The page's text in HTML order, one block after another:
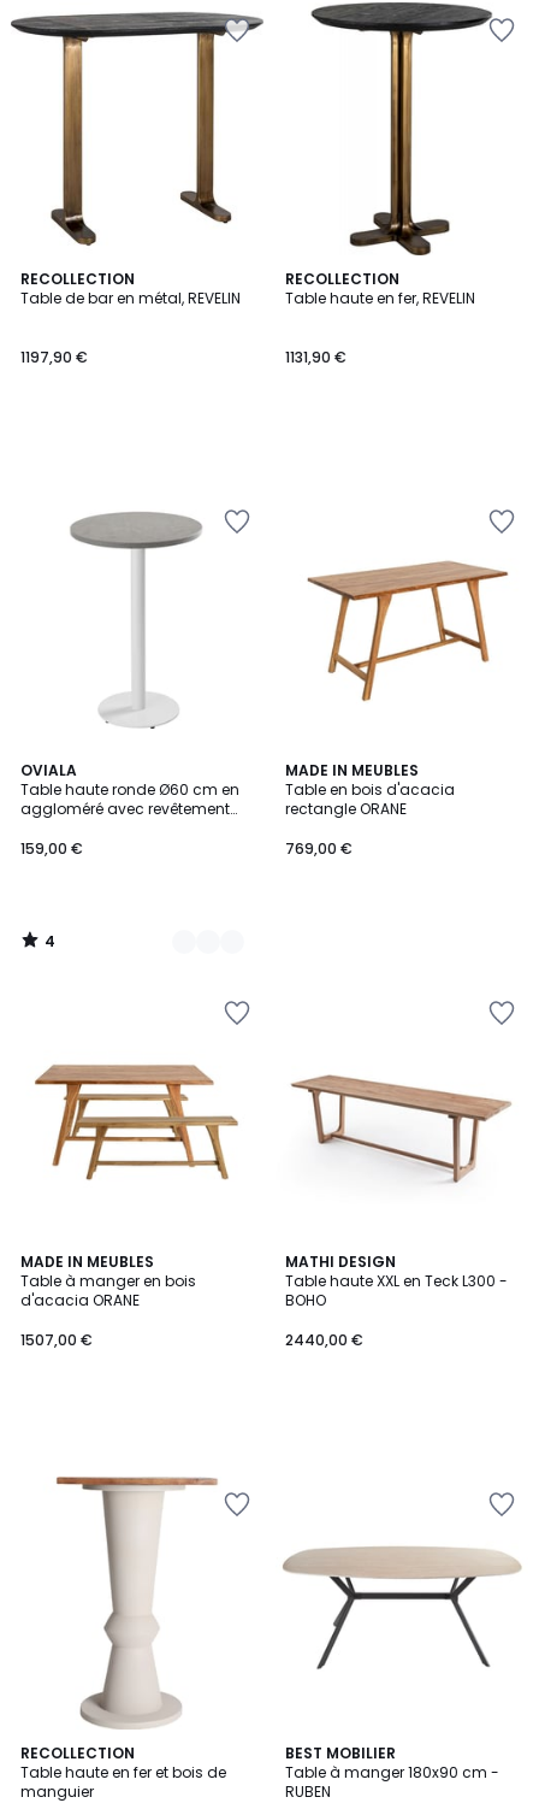
RECOLLECTION
Table de bar en métal, REVELIN
1197,90 €
RECOLLECTION
Table haute en fer, REVELIN
1131,90 €
OVIALA
Table haute ronde Ø60 cm en
aggloméré avec revêtement
159,00 €
4
/
5
4
Couleurs
4
/
MADE IN MEUBLES
Table en bois d'acacia
rectangle ORANE
769,00 €
MADE IN MEUBLES
Table à manger en bois
d'acacia ORANE
1507,00 €
MATHI DESIGN
Table haute XXL en Teck L300 -
BOHO
2440,00 €
RECOLLECTION
Table haute en fer et bois de
manguier
BEST MOBILIER
Table à manger 180x90 cm -
RUBEN